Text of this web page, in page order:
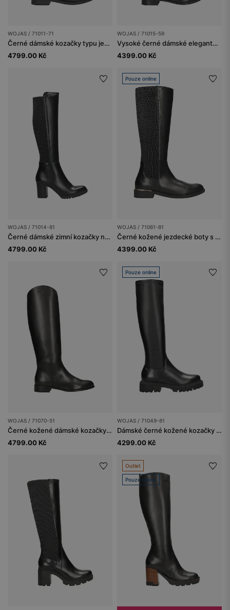
WOJAS / 71011-71
Černé dámské kozačky typu jezdecké
4799.00 Kč
WOJAS / 71015-59
Vysoké černé dámské elegantní kozačky z hladké kůže
4399.00 Kč
WOJAS / 71014-81
Černé dámské zimní kozačky na sloupkovém podpatku
4799.00 Kč
Pouze online
WOJAS / 71061-81
Černé kožené jezdecké boty s elastickým svrškem
4399.00 Kč
WOJAS / 71070-51
Černé kožené dámské kozačky s zateplením
4799.00 Kč
Pouze online
WOJAS / 71049-81
Dámské černé kožené kozačky ke kolenům
4299.00 Kč
Outlet
Pouze online